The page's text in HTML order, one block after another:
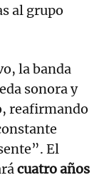
al grupo
la banda
sonora y
reafirmando
El
cuatro años